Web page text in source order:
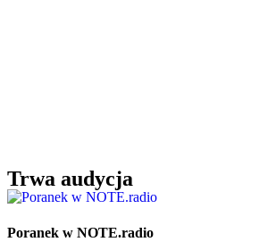
Trwa audycja
Poranek w NOTE.radio